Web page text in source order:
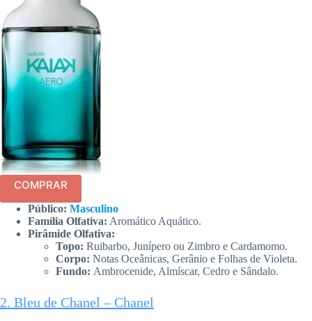
COMPRAR
Público: Masculino
Família Olfativa: Aromático Aquático.
Pirâmide Olfativa:
Topo: Ruibarbo, Junípero ou Zimbro e Cardamomo.
Corpo: Notas Oceânicas, Gerânio e Folhas de Violeta.
Fundo: Ambrocenide, Almíscar, Cedro e Sândalo.
2. Bleu de Chanel – Chanel